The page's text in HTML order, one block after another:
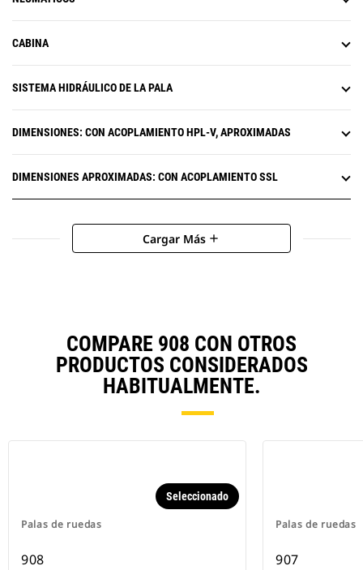
CABINA
SISTEMA HIDRÁULICO DE LA PALA
DIMENSIONES: CON ACOPLAMIENTO HPL-V, APROXIMADAS
DIMENSIONES APROXIMADAS: CON ACOPLAMIENTO SSL
Cargar Más add
COMPARE 908 CON OTROS
PRODUCTOS CONSIDERADOS
HABITUALMENTE.
Palas de ruedas
Seleccionado
908
Palas de ruedas
907